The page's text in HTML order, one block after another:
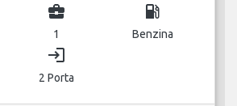
business_center
1
local_gas_station
Benzina
login
2 Porta